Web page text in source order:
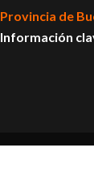
Provincia de
Información